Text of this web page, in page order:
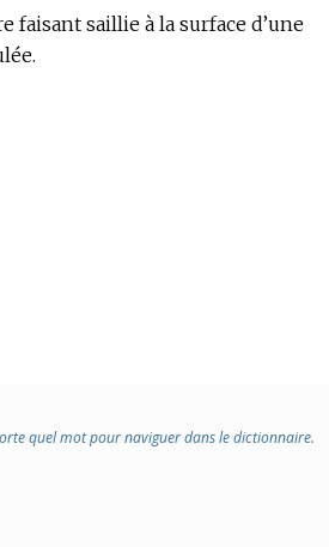
faisant saillie à la surface d’une
quel mot pour naviguer dans le dictionnaire.